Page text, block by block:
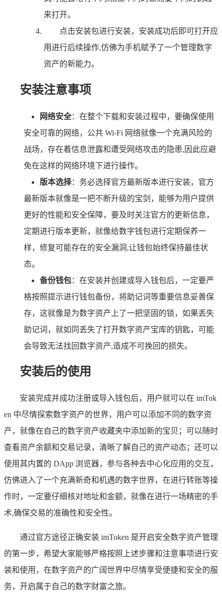
来打开。
点击安装包进行安装，安装成功后即可打开应
用进行后续操作,仿佛为手机赋予了一个管理数字
资产的新能力。
安装注意事项
网络安全：在整个下载和安装过程中，要确保使用
安全可靠的网络，公共 Wi-Fi 网络就像一个充满风险的
战场，存在着信息泄露和遭受网络攻击的隐患,因此应避
免在这样的网络环境下进行操作。
版本选择：务必选择官方最新版本进行安装，官方
最新版本就像是一把不断升级的宝剑，能够为用户提供
更好的性能和安全保障，要及时关注官方的更新信息，
定期进行版本更新，就像给数字钱包进行定期保养一
样，修复可能存在的安全漏洞,让钱包始终保持最佳状
态。
备份钱包：在安装并创建或导入钱包后，一定要严
格按照提示进行钱包备份，将助记词等重要信息妥善保
存，这就像是为数字资产上了一把坚固的锁，如果丢失
助记词，就如同丢失了打开数字资产宝库的钥匙，可能
会导致无法找回数字资产,造成不可挽回的损失。
安装后的使用
安装完成并成功注册或导入钱包后，用户就可以在 imTok
en 中尽情探索数字资产的世界，用户可以添加不同的数字资
产，就像在自己的数字资产收藏夹中添加新的宝贝；可以随时
查看资产余额和交易记录，清晰了解自己的资产动态；还可以
使用其内置的 DApp 浏览器，参与各种去中心化应用的交互，
仿佛进入了一个充满新奇和机遇的数字世界，在进行转账等操
作时，一定要仔细核对地址和金额，就像在进行一场精密的手
术,确保交易的准确性和安全性。
通过官方途径正确安装 imToken 是开启安全数字资产管理
的第一步，希望大家能够严格按照上述步骤和注意事项进行安
装和使用，在数字资产的广阔世界中尽情享受便捷和安全的服
务，开启属于自己的数字财富之旅。